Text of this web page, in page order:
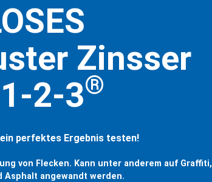
Zinsser
2-3®
perfektes Ergebnis testen!
von Flecken. Kann unter anderem auf Graffiti,
Asphalt angewandt werden.